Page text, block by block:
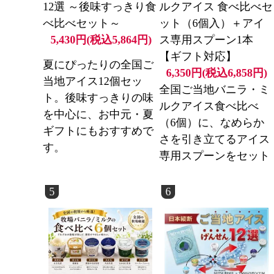
12選 ～後味すっきり食
べ比べセット～
5,430円(税込5,864円)
夏にぴったりの全国ご
当地アイス12個セッ
ト。後味すっきりの味
を中心に、お中元・夏
ギフトにもおすすめで
す。
ルクアイス 食べ比べセ
ット（6個入）＋アイ
ス専用スプーン1本
【ギフト対応】
6,350円(税込6,858円)
全国ご当地バニラ・ミ
ルクアイス食べ比べ
（6個）に、なめらか
さを引き立てるアイス
専用スプーンをセット
5 6